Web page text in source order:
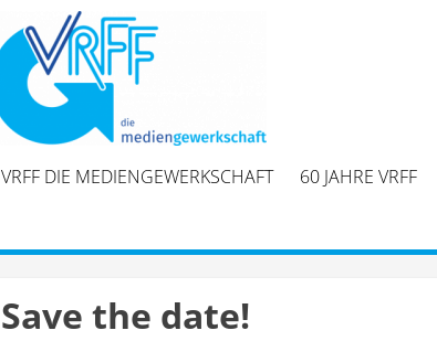
VRFF DIE MEDIENGEWERKSCHAFT 60 JAHRE VRFF
Save the date!